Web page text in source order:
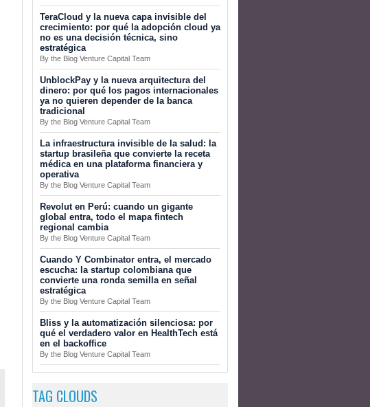
TeraCloud y la nueva capa invisible del
crecimiento: por qué la adopción cloud ya
no es una decisión técnica, sino
estratégica
By the Blog Venture Capital Team
UnblockPay y la nueva arquitectura del
dinero: por qué los pagos internacionales
ya no quieren depender de la banca
tradicional
By the Blog Venture Capital Team
La infraestructura invisible de la salud: la
startup brasileña que convierte la receta
médica en una plataforma financiera y
operativa
By the Blog Venture Capital Team
Revolut en Perú: cuando un gigante
global entra, todo el mapa fintech
regional cambia
By the Blog Venture Capital Team
Cuando Y Combinator entra, el mercado
escucha: la startup colombiana que
convierte una ronda semilla en señal
estratégica
By the Blog Venture Capital Team
Bliss y la automatización silenciosa: por
qué el verdadero valor en HealthTech está
en el backoffice
By the Blog Venture Capital Team
TAG CLOUDS